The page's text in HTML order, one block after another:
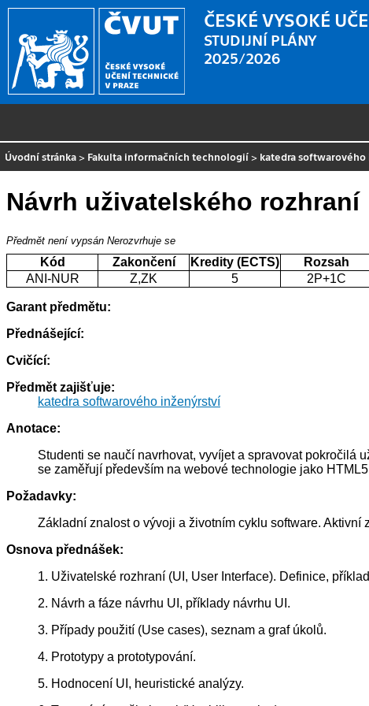
ČESKÉ VYSOKÉ
STUDIJNÍ PLÁNY
2025/2026
Úvodní stránka > Fakulta informačních technologií > katedra
Návrh uživatelského rozhraní
Předmět není vypsán Nerozvrhuje se
Kód Zakončení Kredity (ECTS) Rozsah
ANI-NUR
Z,ZK 5 2P+1C
Garant předmětu:
Přednášející:
Cvičící:
Předmět zajišťuje:
katedra softwarového inženýrství
Anotace:
Studenti se naučí navrhovat, vyvíjet a spravovat pokročilá
se zaměřují především na webové technologie jako
Požadavky:
Základní znalost o vývoji a životním cyklu software.
Osnova přednášek:
1. Uživatelské rozhraní (UI, User Interface). Definice,
2. Návrh a fáze návrhu UI, příklady návrhu UI.
3. Případy použití (Use cases), seznam a graf úkolů.
4. Prototypy a prototypování.
5. Hodnocení UI, heuristické analýzy.